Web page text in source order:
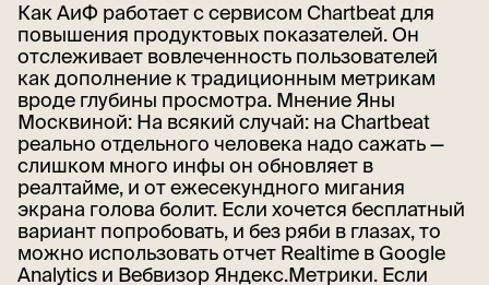
Как АиФ работает с сервисом Chartbeat для
повышения продуктовых показателей. Он
отслеживает вовлеченность пользователей
как дополнение к традиционным метрикам
вроде глубины просмотра. Мнение Яны
Москвиной: На всякий случай: на Chartbeat
реально отдельного человека надо сажать —
слишком много инфы он обновляет в
реалтайме, и от ежесекундного мигания
экрана голова болит. Если хочется бесплатный
вариант попробовать, и без ряби в глазах, то
можно использовать отчет Realtime в Google
Analytics и Вебвизор Яндекс.Метрики. Если